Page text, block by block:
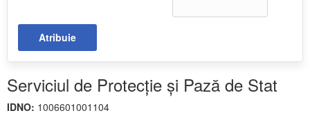
Atribuie
Serviciul de Protecție și Pază de Stat
IDNO: 1006601001104